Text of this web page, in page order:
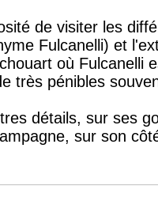
de visiter les
Fulcanelli) et
où Fulcanelli
très pénibles
détails, sur ses
sur son